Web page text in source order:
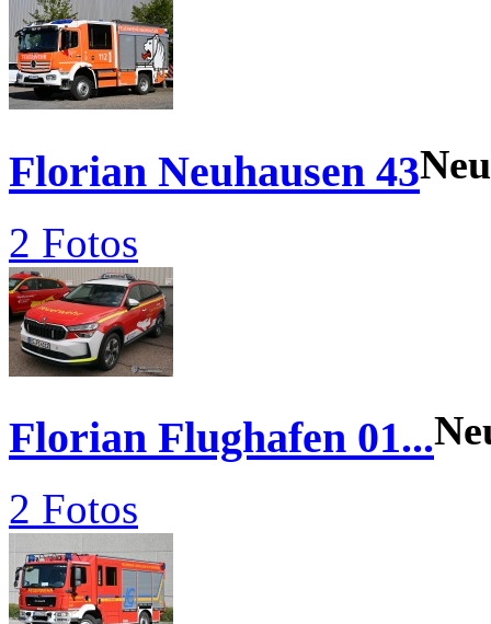
Florian Neuhausen 43Neu
2 Fotos
Florian Flughafen 01...
2 Fotos